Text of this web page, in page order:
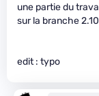
une partie du
sur la branche
edit : typo